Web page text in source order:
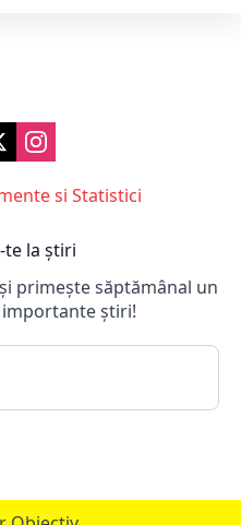
te la știri
primește săptămânal un
importante știri!